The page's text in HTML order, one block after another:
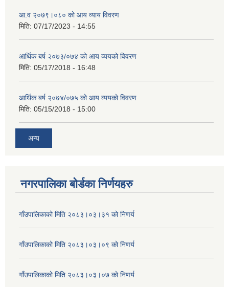
आ.व २०७९।०८० को आय व्याय विवरण
मिति: 07/17/2023 - 14:55
आर्थिक बर्ष २०७३/०७४ को आय व्ययको विवरण
मिति: 05/17/2018 - 16:48
आर्थिक बर्ष २०७४/०७५ को आय व्ययको विवरण
मिति: 05/15/2018 - 15:00
अन्य
नगरपालिका बोर्डका निर्णयहरु
गाँउपालिकाको मिति २०८३।०३।३१ को निणर्य
गाँउपालिकाको मिति २०८३।०३।०९ को निणर्य
गाँउपालिकाको मिति २०८३।०३।०७ को निणर्य